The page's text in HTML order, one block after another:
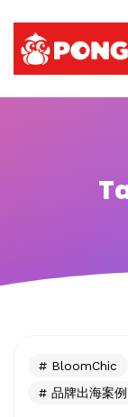
BloomChic
品牌出海案例